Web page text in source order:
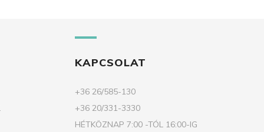
KAPCSOLAT
+36 26/585-130
+36 20/331-3330
HÉTKÖZNAP 7:00 -TÓL 16:00-IG